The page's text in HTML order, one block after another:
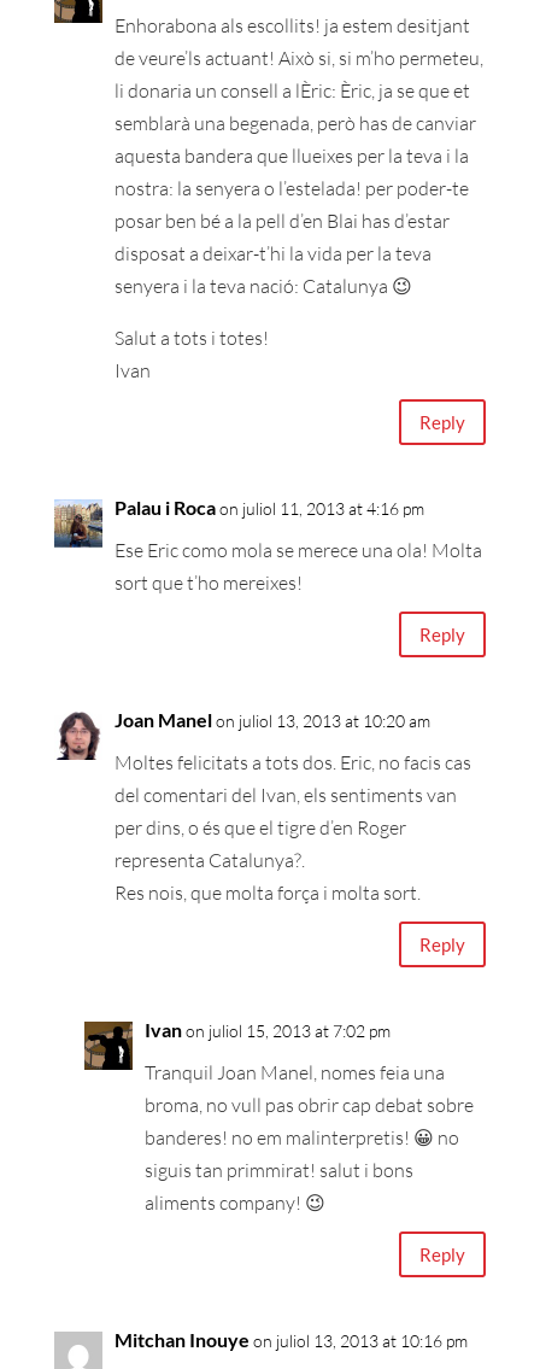
Enhorabona als escollits! ja estem desitjant
de veure’ls actuant! Això si, si m’ho permeteu,
li donaria un consell a lÈric: Èric, ja se que et
semblarà una begenada, però has de canviar
aquesta bandera que llueixes per la teva i la
nostra: la senyera o l’estelada! per poder-te
posar ben bé a la pell d’en Blai has d’estar
disposat a deixar-t’hi la vida per la teva
senyera i la teva nació: Catalunya 😉
Salut a tots i totes!
Ivan
Reply
Palau i Rocaon juliol 11, 2013 at 4:16 pm
Ese Eric como mola se merece una ola! Molta
sort que t’ho mereixes!
Reply
Joan Manelon juliol 13, 2013 at 10:20 am
Moltes felicitats a tots dos. Eric, no facis cas
del comentari del Ivan, els sentiments van
per dins, o és que el tigre d’en Roger
representa Catalunya?.
Res nois, que molta força i molta sort.
Reply
Ivanon juliol 15, 2013 at 7:02 pm
Tranquil Joan Manel, nomes feia una
broma, no vull pas obrir cap debat sobre
banderes! no em malinterpretis! 😀 no
siguis tan primmirat! salut i bons
aliments company! 😉
Reply
Mitchan Inouye on juliol 13, 2013 at 10:16 pm